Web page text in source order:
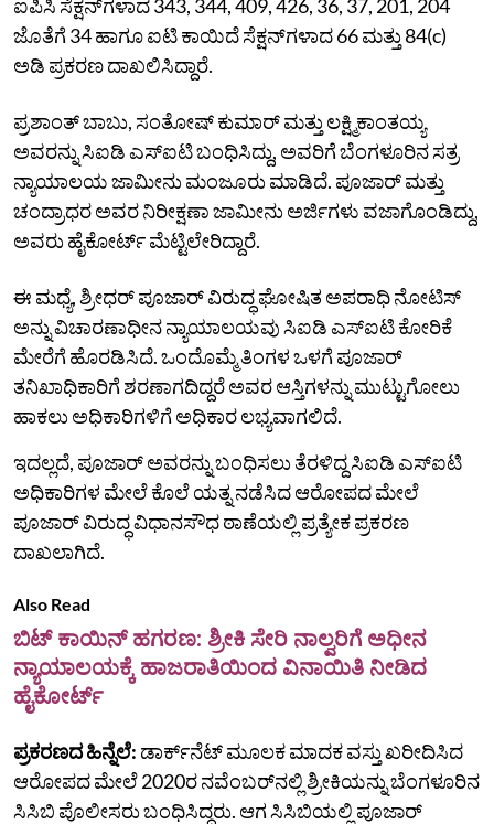
ಐಪಿಸಿ ಸೆಕ್ಷನ್‌ಗಳಾದ 343, 344, 409, 426, 36, 37, 201, 204
ಜೊತೆಗೆ 34 ಹಾಗೂ ಐಟಿ ಕಾಯಿದೆ ಸೆಕ್ಷನ್‌ಗಳಾದ 66 ಮತ್ತು 84(c)
ಅಡಿ ಪ್ರಕರಣ ದಾಖಲಿಸಿದ್ದಾರೆ.
ಪ್ರಶಾಂತ್‌ ಬಾಬು, ಸಂತೋಷ್‌ ಕುಮಾರ್‌ ಮತ್ತು ಲಕ್ಷ್ಮಿಕಾಂತಯ್ಯ
ಅವರನ್ನು ಸಿಐಡಿ ಎಸ್‌ಐಟಿ ಬಂಧಿಸಿದ್ದು, ಅವರಿಗೆ ಬೆಂಗಳೂರಿನ ಸತ್ರ
ನ್ಯಾಯಾಲಯ ಜಾಮೀನು ಮಂಜೂರು ಮಾಡಿದೆ. ಪೂಜಾರ್‌ ಮತ್ತು
ಚಂದ್ರಾಧರ ಅವರ ನಿರೀಕ್ಷಣಾ ಜಾಮೀನು ಅರ್ಜಿಗಳು ವಜಾಗೊಂಡಿದ್ದು,
ಅವರು ಹೈಕೋರ್ಟ್‌ ಮೆಟ್ಟಿಲೇರಿದ್ದಾರೆ.
ಈ ಮಧ್ಯೆ, ಶ್ರೀಧರ್‌ ಪೂಜಾರ್‌ ವಿರುದ್ಧ ಘೋಷಿತ ಅಪರಾಧಿ ನೋಟಿಸ್‌
ಅನ್ನು ವಿಚಾರಣಾಧೀನ ನ್ಯಾಯಾಲಯವು ಸಿಐಡಿ ಎಸ್‌ಐಟಿ ಕೋರಿಕೆ
ಮೇರೆಗೆ ಹೊರಡಿಸಿದೆ. ಒಂದೊಮ್ಮೆ ತಿಂಗಳ ಒಳಗೆ ಪೂಜಾರ್‌
ತನಿಖಾಧಿಕಾರಿಗೆ ಶರಣಾಗದಿದ್ದರೆ ಅವರ ಆಸ್ತಿಗಳನ್ನು ಮುಟ್ಟುಗೋಲು
ಹಾಕಲು ಅಧಿಕಾರಿಗಳಿಗೆ ಅಧಿಕಾರ ಲಭ್ಯವಾಗಲಿದೆ.
ಇದಲ್ಲದೆ, ಪೂಜಾರ್‌ ಅವರನ್ನು ಬಂಧಿಸಲು ತೆರಳಿದ್ದ ಸಿಐಡಿ ಎಸ್‌ಐಟಿ
ಅಧಿಕಾರಿಗಳ ಮೇಲೆ ಕೊಲೆ ಯತ್ನ ನಡೆಸಿದ ಆರೋಪದ ಮೇಲೆ
ಪೂಜಾರ್‌ ವಿರುದ್ಧ ವಿಧಾನಸೌಧ ಠಾಣೆಯಲ್ಲಿ ಪ್ರತ್ಯೇಕ ಪ್ರಕರಣ
ದಾಖಲಾಗಿದೆ.
Also Read
ಬಿಟ್‌ ಕಾಯಿನ್‌ ಹಗರಣ: ಶ್ರೀಕಿ ಸೇರಿ ನಾಲ್ವರಿಗೆ ಅಧೀನ
ನ್ಯಾಯಾಲಯಕ್ಕೆ ಹಾಜರಾತಿಯಿಂದ ವಿನಾಯಿತಿ ನೀಡಿದ
ಹೈಕೋರ್ಟ್‌
ಪ್ರಕರಣದ ಹಿನ್ನೆಲೆ: ಡಾರ್ಕ್‌ನೆಟ್‌ ಮೂಲಕ ಮಾದಕ ವಸ್ತು ಖರೀದಿಸಿದ
ಆರೋಪದ ಮೇಲೆ 2020ರ ನವೆಂಬರ್‌ನಲ್ಲಿ ಶ್ರೀಕಿಯನ್ನು ಬೆಂಗಳೂರಿನ
ಸಿಸಿಬಿ ಪೊಲೀಸರು ಬಂಧಿಸಿದ್ದರು. ಆಗ ಸಿಸಿಬಿಯಲ್ಲಿ ಪೂಜಾರ್‌